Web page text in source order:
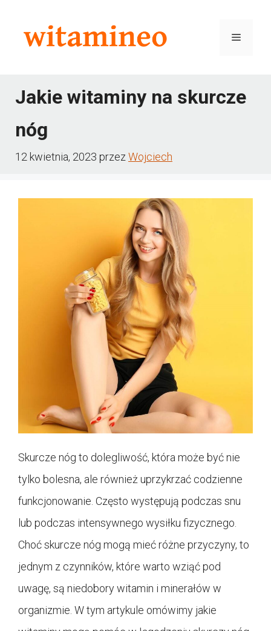
Menu
Jakie witaminy na skurcze
nóg
12 kwietnia, 2023 przezWojciech
Skurcze nóg to dolegliwość, która może być nie
tylko bolesna, ale również uprzykrzać codzienne
funkcjonowanie. Często występują podczas snu
lub podczas intensywnego wysiłku fizycznego.
Choć skurcze nóg mogą mieć różne przyczyny, to
jednym z czynników, które warto wziąć pod
uwagę, są niedobory witamin i minerałów w
organizmie. W tym artykule omówimy jakie